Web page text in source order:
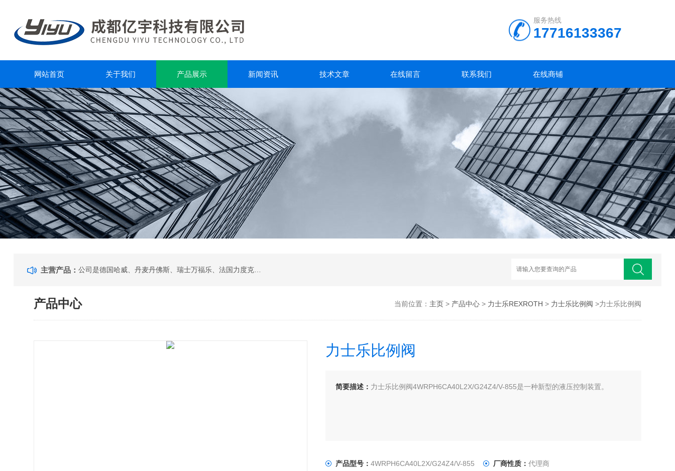
服务热线
17716133367
网站首页 关于我们 产品展示 新闻资讯 技术文章 在线留言 联系我们 在线商铺
主营产品：
产品中心 当前位置： 主页> 产品中心> 力士乐REXROTH > 力士乐比例阀 >力士乐比例阀
力士乐比例阀
简要描述： 力士乐比例阀4WRPH6CA40L2X/G24Z4/V-855是一种新型的液压控制装置。
产品型号： 4WRPH6CA40L2X/G24Z4/V-855 厂商性质：代理商